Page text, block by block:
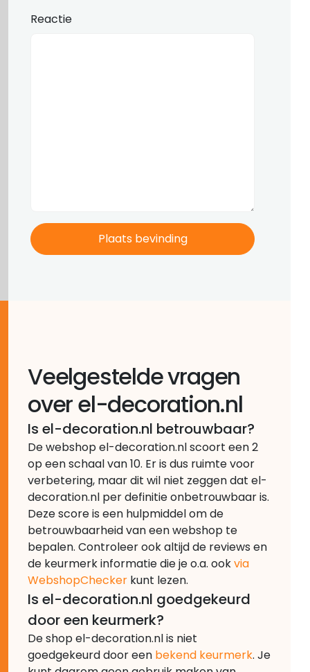
Reactie
Veelgestelde vragen
over el-decoration.nl
Is el-decoration.nl betrouwbaar?
De webshop el-decoration.nl scoort een 2
op een schaal van 10. Er is dus ruimte voor
verbetering, maar dit wil niet zeggen dat el-
decoration.nl per definitie onbetrouwbaar is.
Deze score is een hulpmiddel om de
betrouwbaarheid van een webshop te
bepalen. Controleer ook altijd de reviews en
de keurmerk informatie die je o.a. ookvia
WebshopChecker kunt lezen.
Is el-decoration.nl goedgekeurd
door een keurmerk?
De shop el-decoration.nl is niet
goedgekeurd door een bekend keurmerk. Je